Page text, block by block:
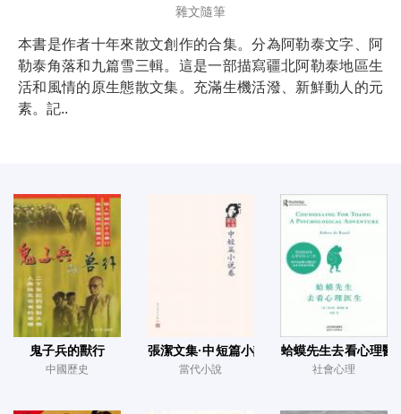
雜文隨筆
本書是作者十年來散文創作的合集。分為阿勒泰文字、阿
勒泰角落和九篇雪三輯。這是一部描寫疆北阿勒泰地區生
活和風情的原生態散文集。充滿生機活潑、新鮮動人的元
素。記..
鬼子兵的獸行
中國歷史
張潔文集·中短篇小說卷
當代小說
蛤蟆先生去看心理醫
社會心理